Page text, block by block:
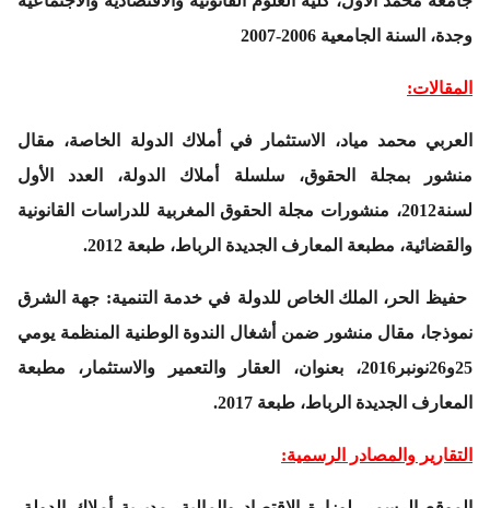
وجدة، السنة الجامعية 2006-2007
المقالات:
العربي محمد مياد، الاستثمار في أملاك الدولة الخاصة، مقال
منشور بمجلة الحقوق، سلسلة أملاك الدولة، العدد الأول
لسنة2012، منشورات مجلة الحقوق المغربية للدراسات القانونية
والقضائية، مطبعة المعارف الجديدة الرباط، طبعة 2012.
حفيظ الحر،
الملك الخاص للدولة في خدمة التنمية: جهة الشرق
نموذجا، مقال منشور ضمن أشغال الندوة الوطنية المنظمة يومي
25و26نونبر2016، بعنوان، العقار والتعمير والاستثمار، مطبعة
المعارف الجديدة الرباط، طبعة 2017.
التقارير والمصادر الرسمية: